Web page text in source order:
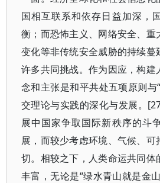
国相互联系和依存日益加深，
衡；而恐怖主义、网络安全、重
变化等非传统安全威胁的持续蔓
许多共同挑战。作为因应，构建
念和主张是和平共处五项原则与
交理论与实践的深化与发展。
展中国家争取国际新秩序的斗
展，而较少考虑环境、气候、可
切。相较之下，人类命运共同体
丰富，无论是“绿水青山就是金